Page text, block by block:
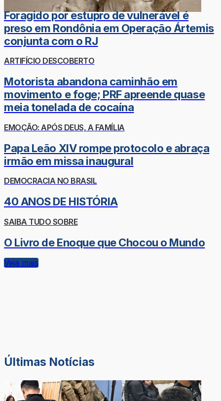
Foragido por estupro de vulnerável é
preso em Rondônia em Operação Ártemis
conjunta com o RJ
ARTIFÍCIO DESCOBERTO
Motorista abandona caminhão em
movimento e foge; PRF apreende quase
meia tonelada de cocaína
EMOÇÃO: APÓS DEUS, A FAMÍLIA
Papa Leão XIV rompe protocolo e abraça
irmão em missa inaugural
DEMOCRACIA NO BRASIL
40 ANOS DE HISTÓRIA
SAIBA TUDO SOBRE
O Livro de Enoque que Chocou o Mundo
Veja mais
Últimas Notícias